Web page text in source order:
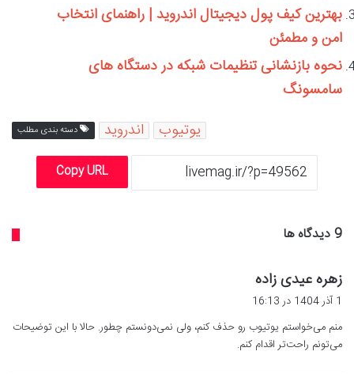
بهترین کیف پول دیجیتال اندروید | راهنمای انتخاب
امن و مطمئن
نحوه بازنشانی تنظیمات شبکه در دستگاه های
سامسونگ
دسته بندی مطلب اندروید یوتیوب
Copy URL
‫9 دیدگاه ها
زهره عیدی زاده
ف
:
1 آذر 1404 در 16:13
منم می‌خواستم یوتیوب رو حذف کنم، ولی نمی‌دونستم چطور. حالا با این توضیحات
می‌تونم راحت‌تر اقدام کنم.